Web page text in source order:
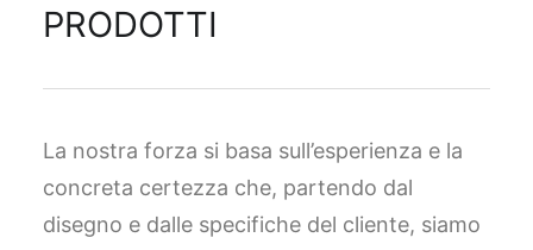
Qualità
Contatti
PRODOTTI
La nostra forza si basa sull’esperienza e la
concreta certezza che, partendo dal
disegno e dalle specifiche del cliente, siamo